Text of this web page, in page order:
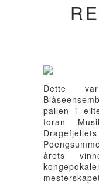
Dette
pallen i
foran
årets